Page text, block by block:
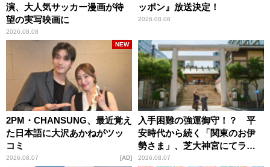
演、大人気サッカー漫画が待
望の実写映画に
2026.08.08
ッポン』放送決定！
2026.08.08
2PM・CHANSUNG、最近覚え
た日本語に大沢あかねがツッ
コミ
2026.08.07
NEW
AD
入手困難の強運御守！？ 平
安時代から続く「関東のお伊
勢さま」、芝大神宮にてラン
パンプスが合格祈願！
2026.08.07